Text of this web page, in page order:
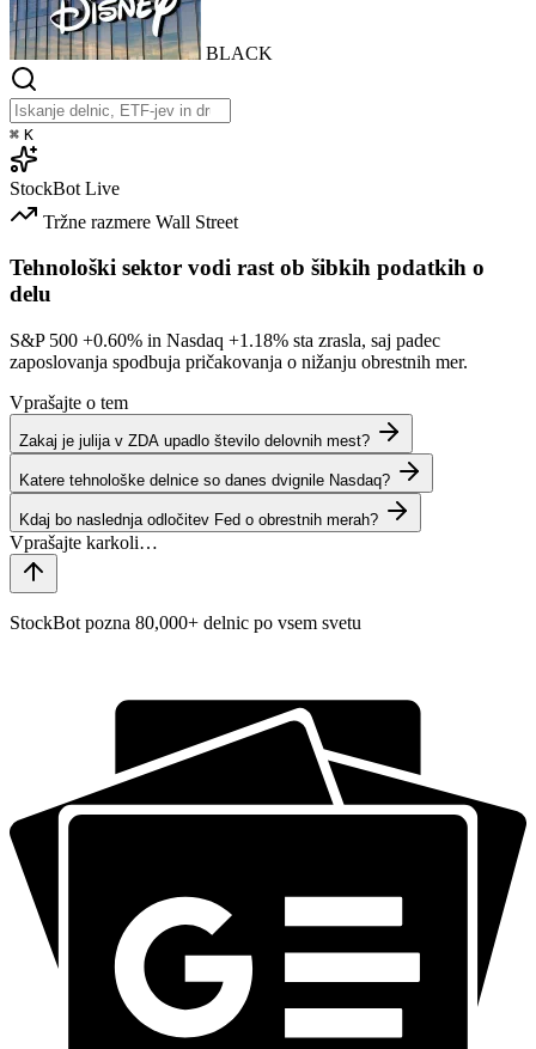
BLACK
⌘ K
StockBot Live
Tržne razmere Wall Street
Tehnološki sektor vodi rast ob šibkih podatkih o
delu
S&P 500 +0.60% in Nasdaq +1.18% sta zrasla, saj padec
zaposlovanja spodbuja pričakovanja o nižanju obrestnih mer.
Vprašajte o tem
Zakaj je julija v ZDA upadlo število delovnih mest?
Katere tehnološke delnice so danes dvignile Nasdaq?
Kdaj bo naslednja odločitev Fed o obrestnih merah?
StockBot pozna 80,000+ delnic po vsem svetu